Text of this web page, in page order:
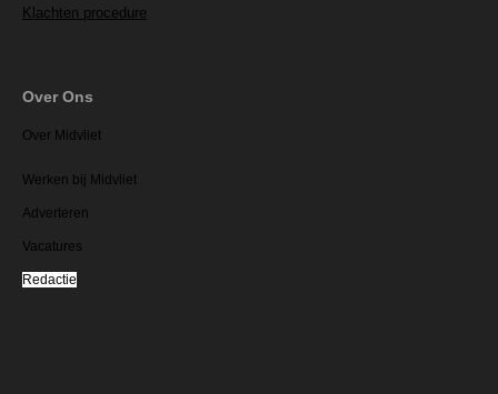
Klachten procedure
Over Ons
Over Midvliet
Werken bij Midvliet
Adverteren
Vacatures
Redactie